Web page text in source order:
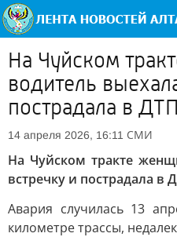
На Чуйском
водитель
пострадала в ДТП
14 апреля 2026, 16:11 СМИ
На Чуйском тракте
встречку и пострадала в
Авария случилась 13
километре трассы,